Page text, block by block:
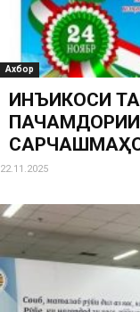
Ахбор
ИНЪИКОСИ
22.11.2025